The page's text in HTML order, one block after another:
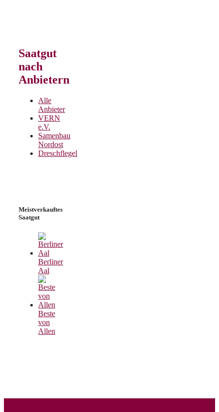
Saatgut
nach
Anbietern
Alle
Anbieter
VERN
e.V.
Samenbau
Nordost
Dreschflegel
Meistverkauftes
Saatgut
Berliner
Aal
Beste
von
Allen